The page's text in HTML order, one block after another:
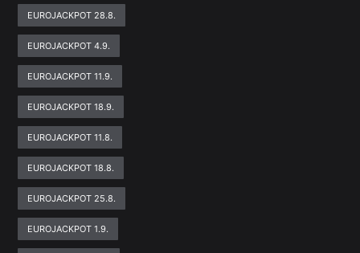
EUROJACKPOT 28.8.
EUROJACKPOT 4.9.
EUROJACKPOT 11.9.
EUROJACKPOT 18.9.
EUROJACKPOT 11.8.
EUROJACKPOT 18.8.
EUROJACKPOT 25.8.
EUROJACKPOT 1.9.